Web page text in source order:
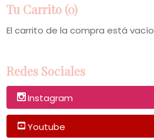
Tu Carrito (0)
El carrito de la compra está vacío
Redes Sociales
Instagram
Youtube